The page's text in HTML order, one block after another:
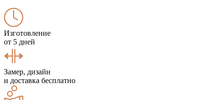
Изготовление
от 5 дней
Замер, дизайн
и доставка бесплатно